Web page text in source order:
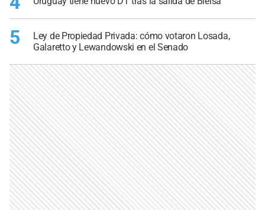
5
Ley de Propiedad Privada: cómo votaron Losada,
Galaretto y Lewandowski en el Senado